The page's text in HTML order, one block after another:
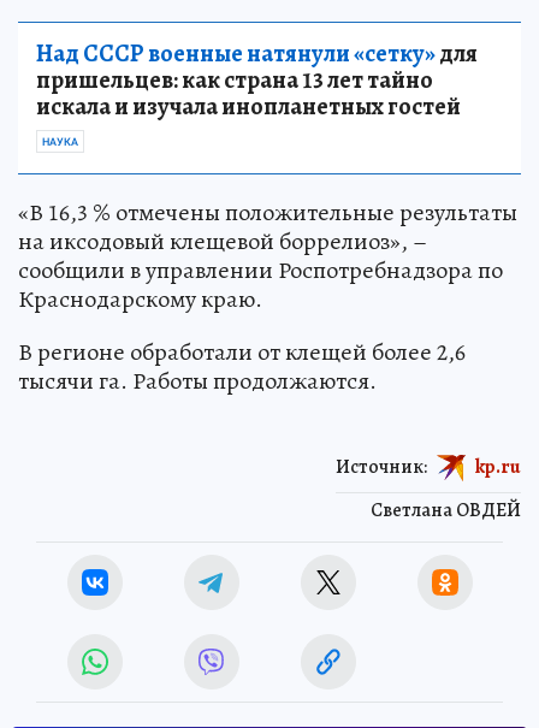
Над СССР военные натянули «сетку»для
пришельцев: как страна 13 лет тайно
искала и изучала инопланетных гостей
НАУКА
«В 16,3 % отмечены положительные результаты
на иксодовый клещевой боррелиоз», –
сообщили в управлении Роспотребнадзора по
Краснодарскому краю.
В регионе обработали от клещей более 2,6
тысячи га. Работы продолжаются.
Светлана ОВДЕЙ
Источник: kp.ru